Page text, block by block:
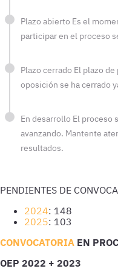
Plazo abierto Es el
participar en el proceso
Plazo cerrado El plazo
oposición se ha cerrado
En desarrollo El proceso
avanzando. Mantente
resultados.
PENDIENTES DE
2024: 148
2025: 103
CONVOCATORIA EN
OEP 2022 + 2023